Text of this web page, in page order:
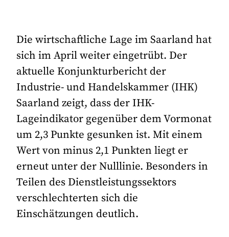
Die wirtschaftliche Lage im Saarland hat
sich im April weiter eingetrübt. Der
aktuelle Konjunkturbericht der
Industrie- und Handelskammer (IHK)
Saarland zeigt, dass der IHK-
Lageindikator gegenüber dem Vormonat
um 2,3 Punkte gesunken ist. Mit einem
Wert von minus 2,1 Punkten liegt er
erneut unter der Nulllinie. Besonders in
Teilen des Dienstleistungssektors
verschlechterten sich die
Einschätzungen deutlich.